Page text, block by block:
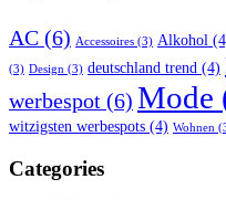
AC (6) Accessoires (3) Alkohol
(3) Design (3) deutschland trend (4)
werbespot (6) Mode
witzigsten werbespots (4) Wohnen
Categories